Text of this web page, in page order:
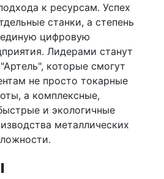
к ресурсам. Успех
станки, а степень
цифровую
Лидерами станут
которые смогут
не просто токарные
а комплексные,
и экологичные
металлических